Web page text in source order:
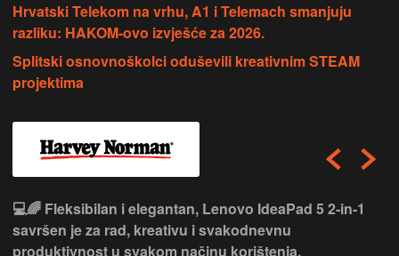
Hrvatski Telekom na vrhu, A1 i Telemach smanjuju
razliku: HAKOM-ovo izvješće za 2026.
Splitski osnovnoškolci oduševili kreativnim STEAM
projektima
💻🌈 Fleksibilan i elegantan, Lenovo IdeaPad 5 2‑in‑1
savršen je za rad, kreativu i svakodnevnu
produktivnost u svakom načinu korištenja.